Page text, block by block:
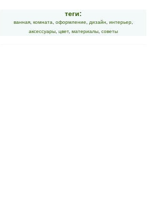
теги:
ванная, комната оформление дизайн интерьер,
аксессуары, цвет, материалы, советы